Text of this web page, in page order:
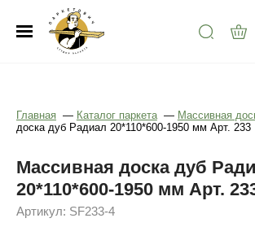
Главная — Каталог паркета — Массивная
доска дуб Радиал 20*110*600-1950 мм Арт. 233
Массивная доска дуб
20*110*600-1950 мм Арт.
Артикул: SF233-4